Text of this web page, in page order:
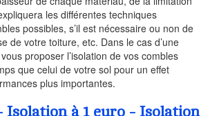
les différentes techniques
possibles, s’il est nécessaire ou non de
de votre toiture, etc. Dans le cas d’une
proposer l’isolation de vos combles
que celui de votre sol pour un effet
plus importantes.
Isolation à 1 euro - Isolation